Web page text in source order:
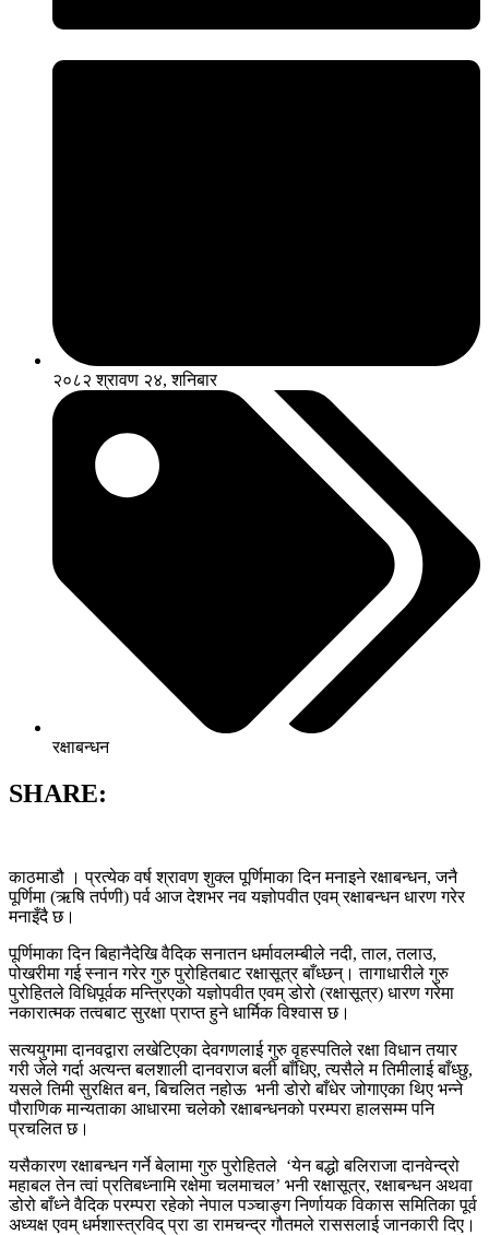
२०८२ श्रावण २४, शनिबार
रक्षाबन्धन
SHARE:
काठमाडौ । प्रत्येक वर्ष श्रावण शुक्ल पूर्णिमाका दिन मनाइने रक्षाबन्धन, जनै
पूर्णिमा (ऋषि तर्पणी) पर्व आज देशभर नव यज्ञोपवीत एवम् रक्षाबन्धन धारण गरेर
मनाइँदै छ।
पूर्णिमाका दिन बिहानैदेखि वैदिक सनातन धर्मावलम्बीले नदी, ताल, तलाउ,
पोखरीमा गई स्नान गरेर गुरु पुरोहितबाट रक्षासूत्र बाँध्छन्। तागाधारीले गुरु
पुरोहितले विधिपूर्वक मन्त्रिएको यज्ञोपवीत एवम् डोरो (रक्षासूत्र) धारण गरेमा
नकारात्मक तत्वबाट सुरक्षा प्राप्त हुने धार्मिक विश्वास छ।
सत्ययुगमा दानवद्वारा लखेटिएका देवगणलाई गुरु वृहस्पतिले रक्षा विधान तयार
गरी जेले गर्दा अत्यन्त बलशाली दानवराज बली बाँधिए, त्यसैले म तिमीलाई बाँध्छु,
यसले तिमी सुरक्षित बन, बिचलित नहोऊ भनी डोरो बाँधेर जोगाएका थिए भन्ने
पौराणिक मान्यताका आधारमा चलेकोे रक्षाबन्धनको परम्परा हालसम्म पनि
प्रचलित छ।
यसैकारण रक्षाबन्धन गर्ने बेलामा गुरु पुरोहितले ‘येन बद्धो बलिराजा दानवेन्द्रो
महाबल तेन त्वां प्रतिबध्नामि रक्षेमा चलमाचल’ भनी रक्षासूत्र, रक्षाबन्धन अथवा
डोरो बाँध्ने वैदिक परम्परा रहेको नेपाल पञ्चाङ्ग निर्णायक विकास समितिका पूर्व
अध्यक्ष एवम् धर्मशास्त्रविद् प्रा डा रामचन्द्र गौतमले राससलाई जानकारी दिए।